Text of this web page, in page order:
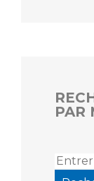
PAR